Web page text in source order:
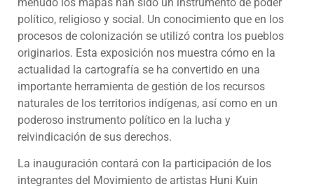
político, religioso y social. Un conocimiento que en los
procesos de colonización se utilizó contra los pueblos
originarios. Esta exposición nos muestra cómo en la
actualidad la cartografía se ha convertido en una
importante herramienta de gestión de los recursos
naturales de los territorios indígenas, así como en un
poderoso instrumento político en la lucha y
reivindicación de sus derechos.
La inauguración contará con la participación de los
integrantes del Movimiento de artistas Huni Kuin